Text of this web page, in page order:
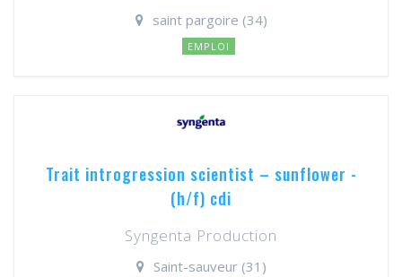
saint pargoire (34)
EMPLOI
Trait introgression scientist – sunflower -
(h/f) cdi
Syngenta Production
Saint-sauveur (31)